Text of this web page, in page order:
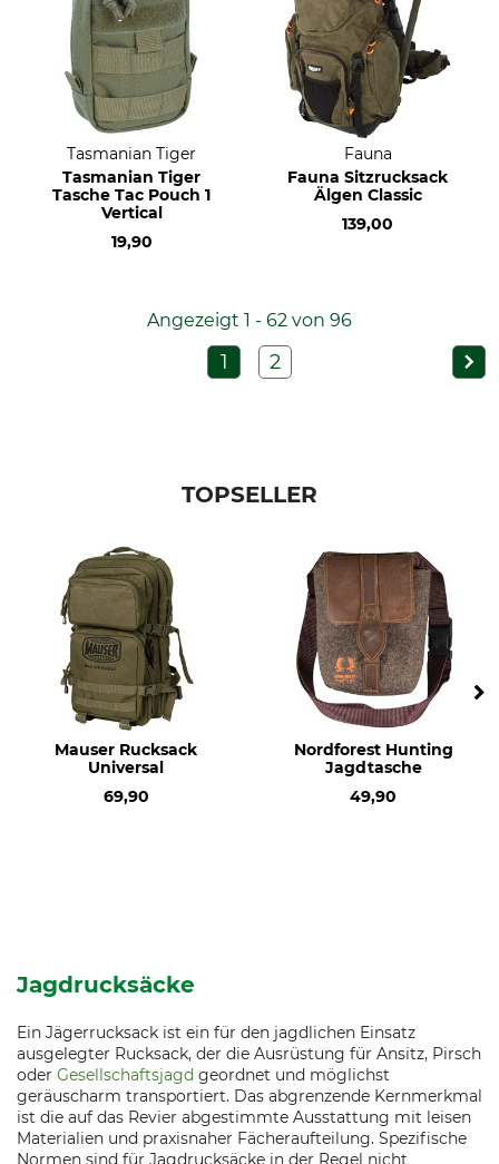
Tasmanian Tiger
Tasmanian Tiger
Tasche Tac Pouch 1
Vertical
19,90
Fauna
Fauna Sitzrucksack
Älgen Classic
139,00
Angezeigt 1 - 62 von 96
1 2
TOPSELLER
Mauser Rucksack
Universal
69,90
Nordforest Hunting
Jagdtasche
49,90
Jagdrucksäcke
Ein Jägerrucksack ist ein für den jagdlichen Einsatz
ausgelegter Rucksack, der die Ausrüstung für Ansitz, Pirsch
oder Gesellschaftsjagd geordnet und möglichst
geräuscharm transportiert. Das abgrenzende Kernmerkmal
ist die auf das Revier abgestimmte Ausstattung mit leisen
Materialien und praxisnaher Fächeraufteilung. Spezifische
Normen sind für Jagdrucksäcke in der Regel nicht